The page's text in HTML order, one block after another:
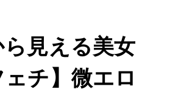
ら見える美女
チ】微エロ